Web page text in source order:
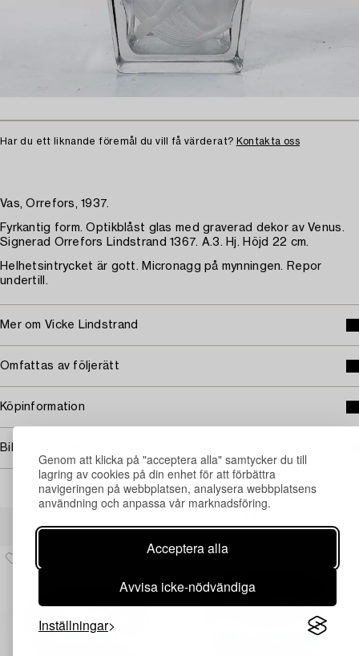
Genom att klicka på "acceptera alla" samtycker du till
lagring av cookies på din enhet för att förbättra
navigeringen på webbplatsen, analysera webbplatsens
användning och anpassa vår marknadsföring.
Acceptera alla
Avvisa icke-nödvändiga
Inställningar
Har du ett liknande föremål du vill få värderat? Kontakta oss
Vas, Orrefors, 1937.
Fyrkantig form. Optikblåst glas med graverad dekor av Venus.
Signerad Orrefors Lindstrand 1367. A.3. Hj. Höjd 22 cm.
Helhetsintrycket är gott. Micronagg på mynningen. Repor
undertill.
Mer om Vicke Lindstrand
Omfattas av följerätt
Köpinformation
Bildrättigheter